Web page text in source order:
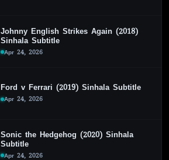
Johnny English Strikes Again (2018)
Sinhala Subtitle
Apr 24, 2026
Ford v Ferrari (2019) Sinhala Subtitle
Apr 24, 2026
Sonic the Hedgehog (2020) Sinhala
Subtitle
Apr 24, 2026